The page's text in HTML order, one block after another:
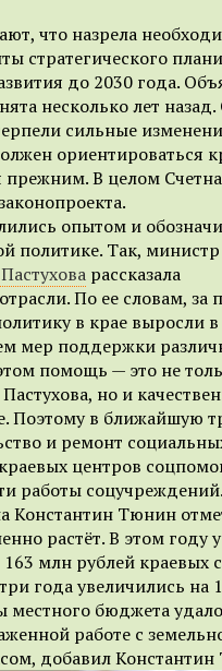
что назрела
стратегического
до 2030 года.
несколько лет назад.
сильные
ориентироваться
прежним. В целом
опытом и
политике. Так, министр
рассказала
По ее словам, за
в крае выросли в
мер поддержки
помощь — это не
но и
Поэтому в ближайшую
и ремонт
центров
работы
Константин Тюнин
растёт. В этом году
млн рублей краевых
года увеличились на
местного бюджета
работе с
добавил